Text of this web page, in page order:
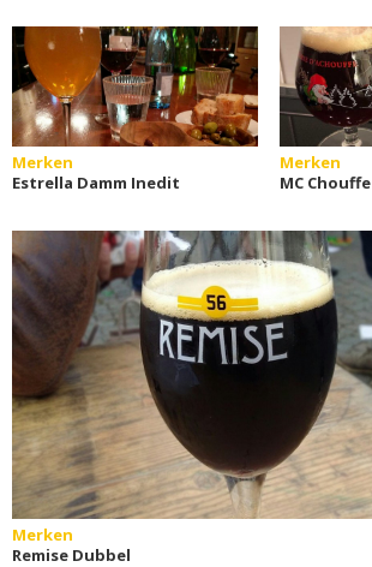
Merken
Estrella Damm Inedit
Merken
MC Chouffe
Merken
Remise Dubbel